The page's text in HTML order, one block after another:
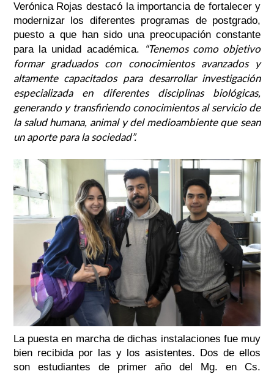
Verónica Rojas destacó la importancia de fortalecer y
modernizar los diferentes programas de postgrado,
puesto a que han sido una preocupación constante
para la unidad académica.
“Tenemos como objetivo
formar graduados con conocimientos avanzados y
altamente capacitados para desarrollar investigación
especializada en diferentes disciplinas biológicas,
generando y transfiriendo conocimientos al servicio de
la salud humana, animal y del medioambiente que sean
un aporte para la sociedad”.
La puesta en marcha de dichas instalaciones fue muy
bien recibida por las y los asistentes. Dos de ellos
son estudiantes de primer año del Mg. en Cs.